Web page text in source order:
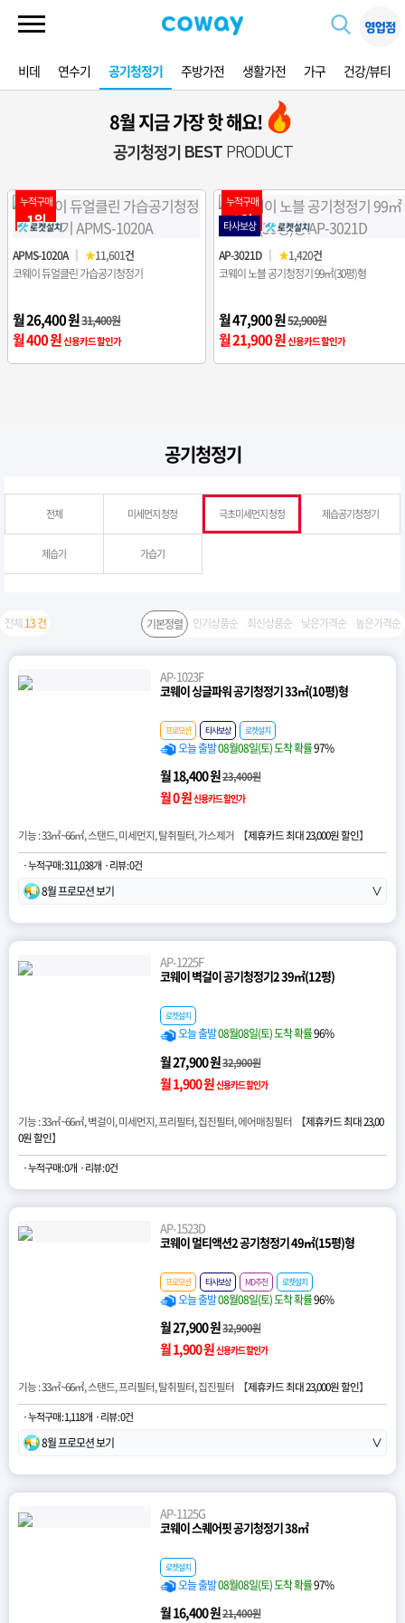
비데 연수기 공기청정기 주방가전 생활가전 가구 건강/뷰티
8월 지금 가장 핫 해요!
공기청정기 BESTPRODUCT
누적구매
1위
APMS-1020A ★11,601건
코웨이 듀얼클린 가습공기청정기
월 26,400 원31,400원
월 400 원신용카드 할인가
누적구매
2위
타사보상
AP-3021D ★1,420건
코웨이 노블 공기청정기 99㎡(30평)형
월 47,900 원52,900원
월 21,900 원신용카드 할인가
공기청정기
전체 미세먼지 청정 극초미세먼지 청정 제습공기청정기
제습기 가습기
전체13 건 기본정렬 인기상품순 최신상품순 낮은가격순 높은가격순
AP-1023F
코웨이 싱글파워 공기청정기 33㎡(10평)형
프로모션 타사보상 로켓설치
오늘 출발08월08일(토) 도착 확률97%
월 18,400 원23,400원
월 0 원신용카드 할인가
기능 : 33㎡~66㎡, 스탠드, 미세먼지, 탈취필터, 가스제거 【제휴카드 최대 23,000원 할인】
· 누적구매 : 311,038개 · 리뷰 : 0건
8월 프로모션 보기 ∨
AP-1225F
코웨이 벽걸이 공기청정기2 39㎡(12평)
로켓설치
오늘 출발08월08일(토) 도착 확률96%
월 27,900 원32,900원
월 1,900 원신용카드 할인가
기능 : 33㎡~66㎡, 벽걸이, 미세먼지, 프리필터, 집진필터, 에어매칭필터 【제휴카드 최대 23,00
0원 할인】
· 누적구매 : 0개 · 리뷰 : 0건
AP-1523D
코웨이 멀티액션2 공기청정기 49㎡(15평)형
프로모션 타사보상 MD추천 로켓설치
오늘 출발08월08일(토) 도착 확률96%
월 27,900 원32,900원
월 1,900 원신용카드 할인가
기능 : 33㎡~66㎡, 스탠드, 프리필터, 탈취필터, 집진필터 【제휴카드 최대 23,000원 할인】
· 누적구매 : 1,118개 · 리뷰 : 0건
8월 프로모션 보기 ∨
AP-1125G
코웨이 스퀘어핏 공기청정기 38㎡
로켓설치
오늘 출발08월08일(토) 도착 확률97%
월 16,400 원21,400원